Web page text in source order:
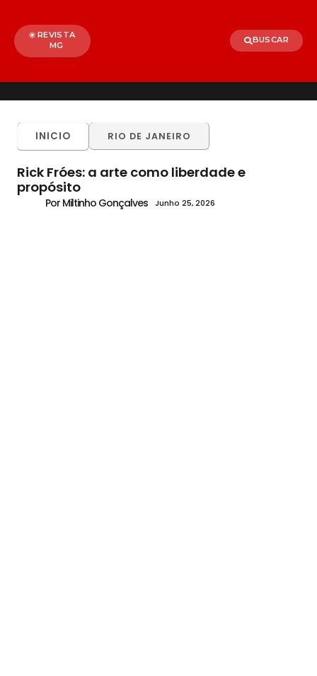
REVISTA
MG
BUSCAR
INICIO RIO DE JANEIRO
Rick Fróes: a arte como liberdade e
propósito
Por Miltinho Gonçalves Junho 25, 2026